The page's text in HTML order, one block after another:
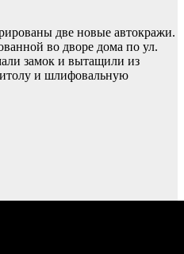
две новые автокражи.
во дворе дома по ул.
замок и вытащили из
и шлифовальную